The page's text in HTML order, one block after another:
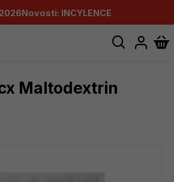
Novosti: INCYLENCE
Maltodextrin